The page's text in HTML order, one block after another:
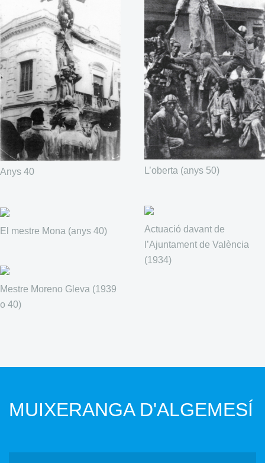
L’oberta (anys 50)
Anys 40
Actuació davant de
l’Ajuntament de València
(1934)
El mestre Mona (anys 40)
Mestre Moreno Gleva (1939
o 40)
MUIXERANGA D'ALGEMESÍ